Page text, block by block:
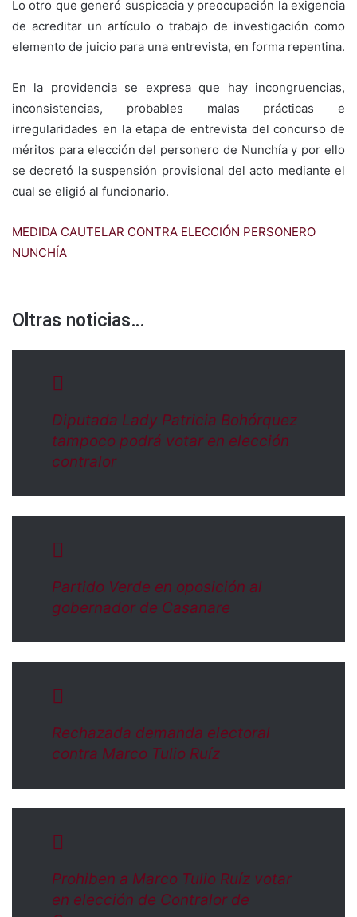
Lo otro que generó suspicacia y preocupación la exigencia
de acreditar un artículo o trabajo de investigación como
elemento de juicio para una entrevista, en forma repentina.
En la providencia se expresa que hay incongruencias,
inconsistencias, probables malas prácticas e
irregularidades en la etapa de entrevista del concurso de
méritos para elección del personero de Nunchía y por ello
se decretó la suspensión provisional del acto mediante el
cual se eligió al funcionario.
MEDIDA CAUTELAR CONTRA ELECCIÓN PERSONERO
NUNCHÍA
Oltras noticias…
Diputada Lady Patricia Bohórquez
tampoco podrá votar en elección
contralor
Partido Verde en oposición al
gobernador de Casanare
Rechazada demanda electoral
contra Marco Tulio Ruíz
Prohiben a Marco Tulio Ruíz votar
en elección de Contralor de